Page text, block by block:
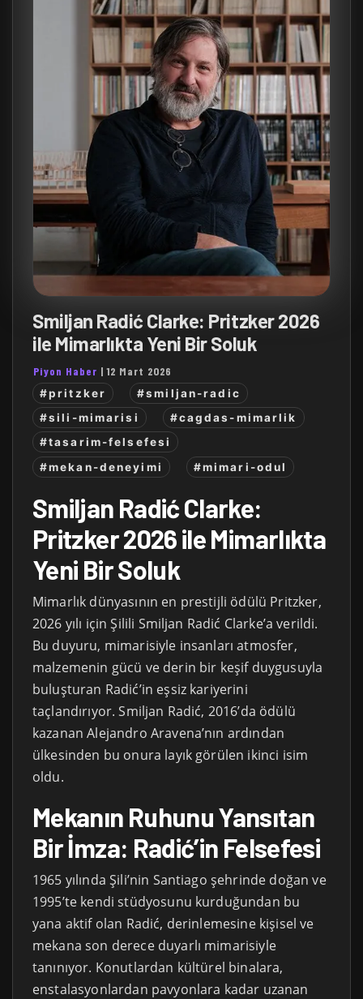
Smiljan Radić Clarke: Pritzker 2026
ile Mimarlıkta Yeni Bir Soluk
Piyon Haber |12 Mart 2026
#pritzker
#smiljan-radic
#sili-mimarisi
#cagdas-mimarlik
#tasarim-felsefesi
#mekan-deneyimi
#mimari-odul
Smiljan Radić Clarke:
Pritzker 2026 ile Mimarlıkta
Yeni Bir Soluk
Mimarlık dünyasının en prestijli ödülü Pritzker,
2026 yılı için Şilili Smiljan Radić Clarke’a verildi.
Bu duyuru, mimarisiyle insanları atmosfer,
malzemenin gücü ve derin bir keşif duygusuyla
buluşturan Radić’in eşsiz kariyerini
taçlandırıyor. Smiljan Radić, 2016’da ödülü
kazanan Alejandro Aravena’nın ardından
ülkesinden bu onura layık görülen ikinci isim
oldu.
Mekanın Ruhunu Yansıtan
Bir İmza: Radić’in Felsefesi
1965 yılında Şili’nin Santiago şehrinde doğan ve
1995’te kendi stüdyosunu kurduğundan bu
yana aktif olan Radić, derinlemesine kişisel ve
mekana son derece duyarlı mimarisiyle
tanınıyor. Konutlardan kültürel binalara,
enstalasyonlardan pavyonlara kadar uzanan